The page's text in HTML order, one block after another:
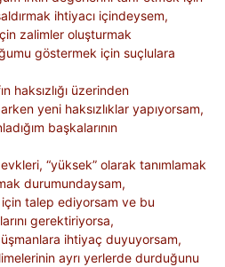
ihtiyacı içindeysem,
zalimler oluşturmak
göstermek için suçlulara
haksızlığı üzerinden
yeni haksızlıklar yapıyorsam,
başkalarının
“yüksek” olarak tanımlamak
durumundaysam,
talep ediyorsam ve bu
gerektiriyorsa,
ihtiyaç duyuyorsam,
ayrı yerlerde durduğunu